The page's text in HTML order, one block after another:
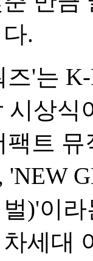
.
'는
시상식
트
)'이
세대